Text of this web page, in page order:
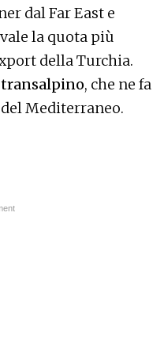
dal Far East e
la quota più
della Turchia.
, che ne fa
Mediterraneo.